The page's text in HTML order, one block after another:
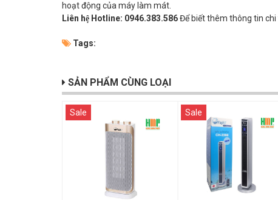
hoạt động của máy làm mát.
Liên hệ Hotline: 0946.383.586Để biết thêm thông tin
Tags:
SẢN PHẨM CÙNG LOẠI
Sale Sale